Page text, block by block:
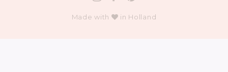
Made with in Holland